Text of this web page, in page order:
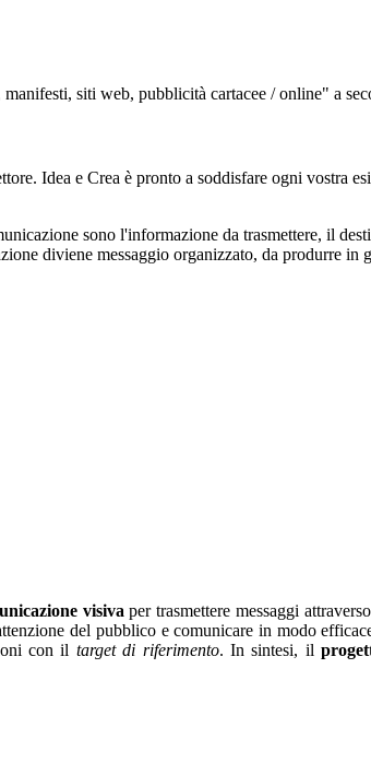
siti web, pubblicità cartacee / online" a
Idea e Crea è pronto a soddisfare ogni vostra
sono l'informazione da trasmettere, il
diviene messaggio organizzato, da produrre in
visiva per trasmettere messaggi
del pubblico e comunicare in modo
con il target di riferimento. In sintesi, il